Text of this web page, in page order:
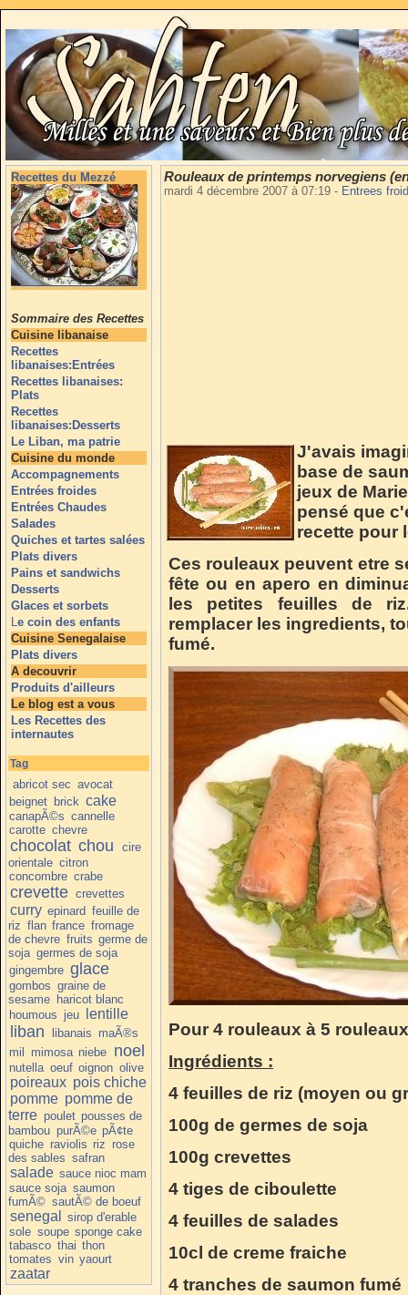
Recettes du Mezzé
Sommaire des Recettes
Cuisine libanaise
Recettes
libanaises:Entrées
Recettes libanaises:
Plats
Recettes
libanaises:Desserts
Le Liban, ma patrie
Cuisine du monde
Accompagnements
Entrées froides
Entrées Chaudes
Salades
Quiches et tartes salées
Plats divers
Pains et sandwichs
Desserts
Glaces et sorbets
Le coin des enfants
Cuisine Senegalaise
Plats divers
A decouvrir
Produits d'ailleurs
Le blog est a vous
Les Recettes des
internautes
Tag
abricot sec avocat
beignet brick cake
canapÃ©s cannelle
carotte chevre
chocolat chou
cire
orientale citron
concombre crabe
crevette crevettes
curry epinard feuille de
riz flan france fromage
de chevre fruits germe de
soja germes de soja
gingembre glace
gombos graine de
sesame haricot blanc
houmous jeu lentille
liban libanais maÃ®s
mil mimosa niebe noel
nutella oeuf oignon olive
poireaux pois chiche
pomme pomme de
terre poulet pousses de
bambou purÃ©e pÃ¢te
quiche raviolis riz rose
des sables safran
salade sauce nioc mam
sauce soja saumon
fumÃ© sautÃ© de boeuf
senegal
sirop d'erable
sole soupe sponge cake
tabasco thai thon
tomates vin yaourt
zaatar
Rouleaux de printemps norvegiens
mardi 4 décembre 2007 à 07:19 - Entrees
J'avais
base de
jeux de
pensé que
recette pour
Ces rouleaux peuvent etre
fête ou en apero en
les petites feuilles de
remplacer les ingredients,
fumé.
Pour 4 rouleaux à 5
Ingrédients :
4 feuilles de riz (moyen ou
100g de germes de soja
100g crevettes
4 tiges de ciboulette
4 feuilles de salades
10cl de creme fraiche
4 tranches de saumon fumé